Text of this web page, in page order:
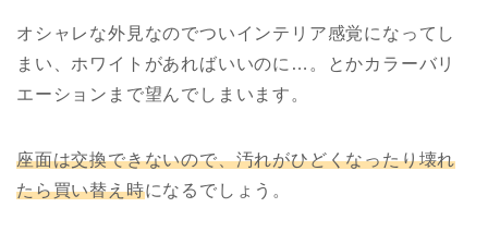
オシャレな外見なのでついインテリア感覚になってし
まい、ホワイトがあればいいのに…。とかカラーバリ
エーションまで望んでしまいます。
座面は交換できないので、汚れがひどくなったり壊れ
たら買い替え時になるでしょう。